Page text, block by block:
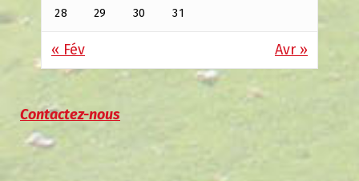
28 29 30 31
« Fév Avr »
Contactez-nous